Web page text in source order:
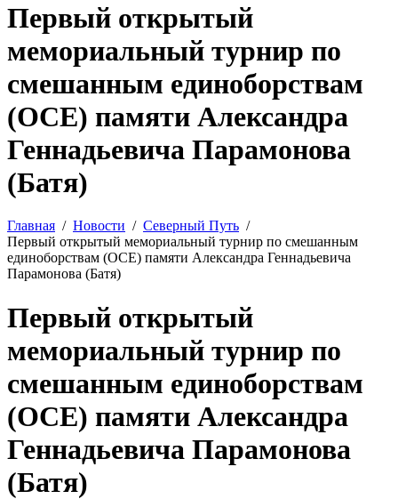
Первый открытый
мемориальный турнир по
смешанным единоборствам
(ОСЕ) памяти Александра
Геннадьевича Парамонова
(Батя)
Главная Новости
Северный Путь
Первый открытый мемориальный турнир по смешанным
единоборствам (ОСЕ) памяти Александра Геннадьевича
Парамонова (Батя)
Первый открытый
мемориальный турнир по
смешанным единоборствам
(ОСЕ) памяти Александра
Геннадьевича Парамонова
(Батя)